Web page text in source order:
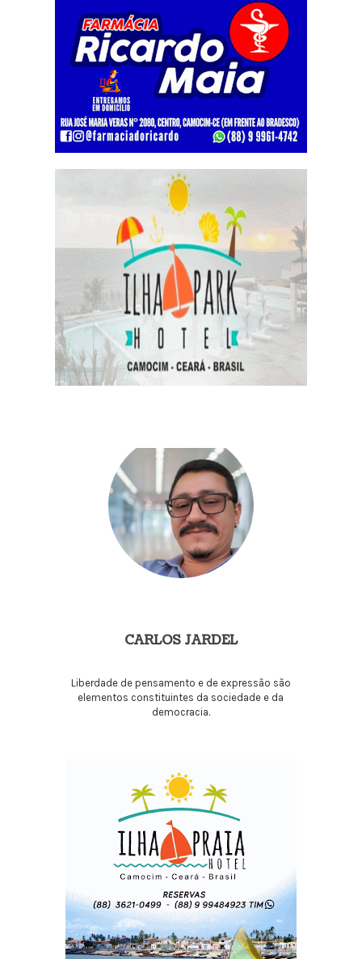
CARLOS JARDEL
Liberdade de pensamento e de expressão são
elementos constituintes da sociedade e da
democracia.